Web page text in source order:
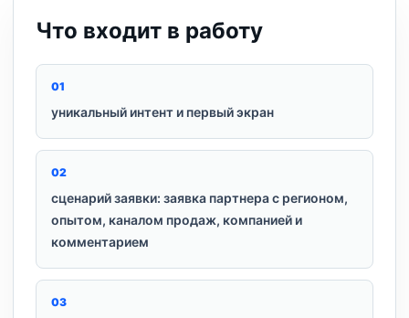
Что входит в работу
01
уникальный интент и первый экран
02
сценарий заявки: заявка партнера с регионом,
опытом, каналом продаж, компанией и
комментарием
03